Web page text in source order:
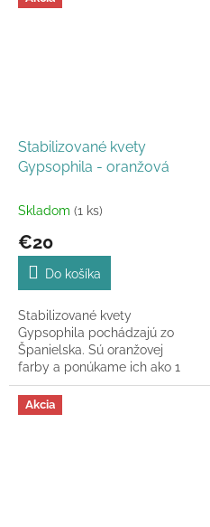
ako jednofarebná...
Stabilizované kvety
Gypsophila - oranžová
Skladom (1 ks)
€20
Do košíka
Stabilizované kvety
Gypsophila pochádzajú zo
Španielska. Sú oranžovej
farby a ponúkame ich ako 1
zväzok v celkovej dĺžke 60-70
cm.
Akcia